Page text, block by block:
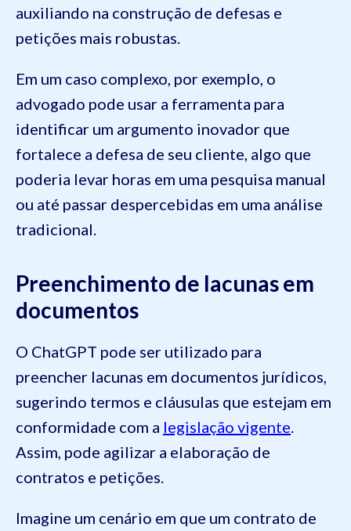
auxiliando na construção de defesas e
petições mais robustas.
Em um caso complexo, por exemplo, o
advogado pode usar a ferramenta para
identificar um argumento inovador que
fortalece a defesa de seu cliente, algo que
poderia levar horas em uma pesquisa manual
ou até passar despercebidas em uma análise
tradicional.
Preenchimento de lacunas em
documentos
O ChatGPT pode ser utilizado para
preencher lacunas em documentos jurídicos,
sugerindo termos e cláusulas que estejam em
conformidade com a legislação vigente.
Assim, pode agilizar a elaboração de
contratos e petições.
Imagine um cenário em que um contrato de